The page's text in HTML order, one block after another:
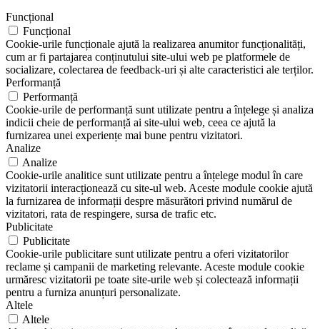
Funcțional
Funcțional
Cookie-urile funcționale ajută la realizarea anumitor funcționalități,
cum ar fi partajarea conținutului site-ului web pe platformele de
socializare, colectarea de feedback-uri și alte caracteristici ale terților.
Performanță
Performanță
Cookie-urile de performanță sunt utilizate pentru a înțelege și analiza
indicii cheie de performanță ai site-ului web, ceea ce ajută la
furnizarea unei experiențe mai bune pentru vizitatori.
Analize
Analize
Cookie-urile analitice sunt utilizate pentru a înțelege modul în care
vizitatorii interacționează cu site-ul web. Aceste module cookie ajută
la furnizarea de informații despre măsurători privind numărul de
vizitatori, rata de respingere, sursa de trafic etc.
Publicitate
Publicitate
Cookie-urile publicitare sunt utilizate pentru a oferi vizitatorilor
reclame și campanii de marketing relevante. Aceste module cookie
urmăresc vizitatorii pe toate site-urile web și colectează informații
pentru a furniza anunțuri personalizate.
Altele
Altele